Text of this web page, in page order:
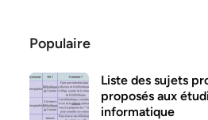
Populaire
Liste des sujets
proposés aux
informatique